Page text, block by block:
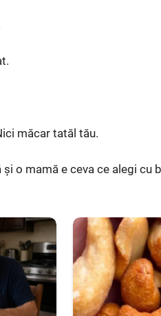
măcar tatăl tău.
o mamă e ceva ce alegi cu